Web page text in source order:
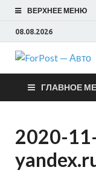
ВЕРХНЕЕ МЕНЮ
08.08.2026
ГЛАВНОЕ
2020-